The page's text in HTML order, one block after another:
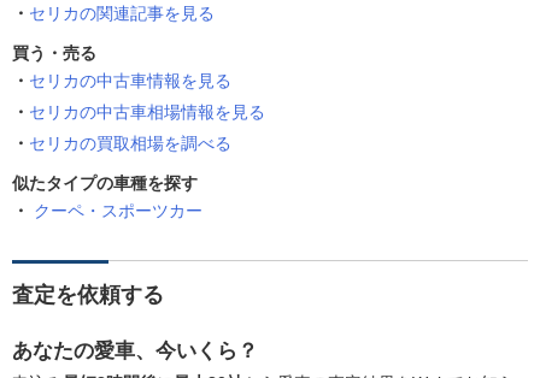
セリカの関連記事を見る
買う・売る
セリカの中古車情報を見る
セリカの中古車相場情報を見る
セリカの買取相場を調べる
似たタイプの車種を探す
クーペ・スポーツカー
査定を依頼する
あなたの愛車、今いくら？